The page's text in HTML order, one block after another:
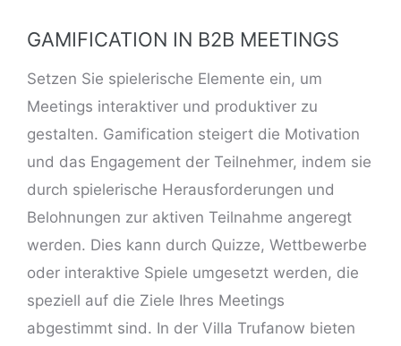
GAMIFICATION IN B2B MEETINGS
Setzen Sie spielerische Elemente ein, um
Meetings interaktiver und produktiver zu
gestalten. Gamification steigert die Motivation
und das Engagement der Teilnehmer, indem sie
durch spielerische Herausforderungen und
Belohnungen zur aktiven Teilnahme angeregt
werden. Dies kann durch Quizze, Wettbewerbe
oder interaktive Spiele umgesetzt werden, die
speziell auf die Ziele Ihres Meetings
abgestimmt sind. In der Villa Trufanow bieten